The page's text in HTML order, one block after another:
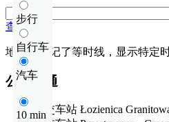
步行
自行车
汽车
10 min
查看距离
地图上标记了等时线，显示特定
公共交通
公交车站 Łozienica